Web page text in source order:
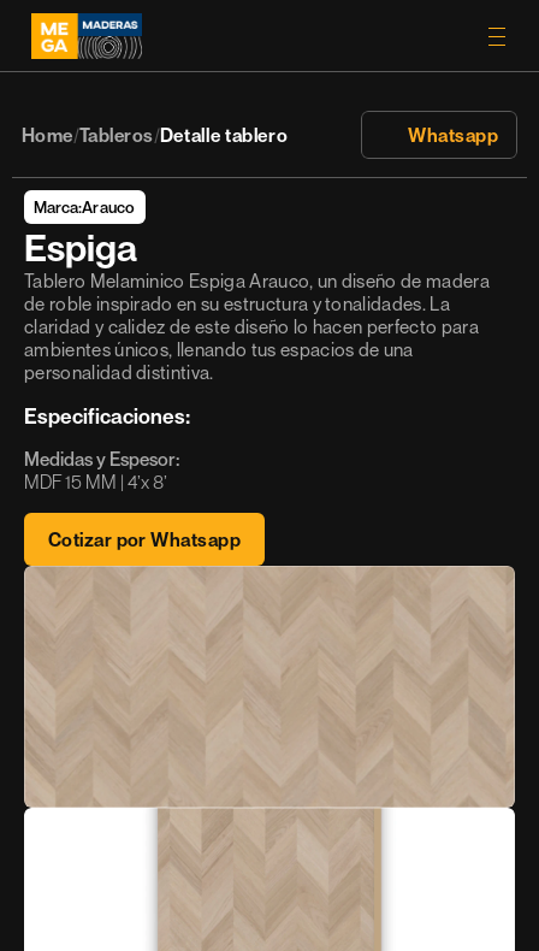
Home/Tableros/Detalle tablero Whatsapp
Marca:Arauco
Espiga
Tablero Melaminico Espiga Arauco, un diseño de madera
de roble inspirado en su estructura y tonalidades. La
claridad y calidez de este diseño lo hacen perfecto para
ambientes únicos, llenando tus espacios de una
personalidad distintiva.
Especificaciones:
Medidas y Espesor:
MDF 15 MM | 4’x 8’
Cotizar por Whatsapp